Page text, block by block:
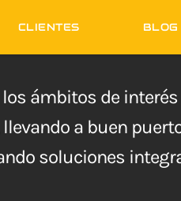
CLIENTES BLOG
ámbitos de
a buen
soluciones